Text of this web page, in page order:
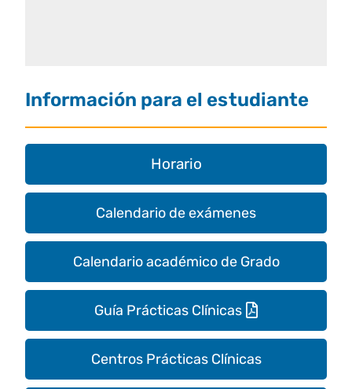
Información para el estudiante
Horario
Calendario de exámenes
Calendario académico de Grado
Guía Prácticas Clínicas
Centros Prácticas Clínicas